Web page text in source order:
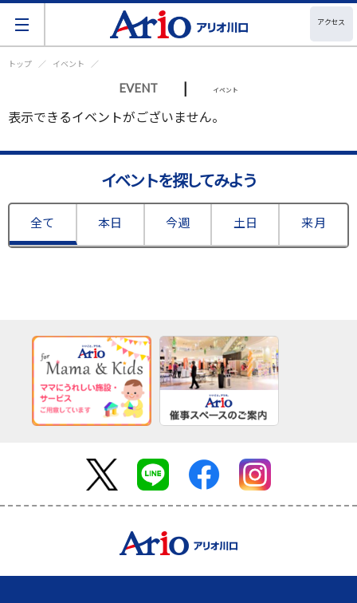
アクセス
トップ イベント
EVENT | イベント
表示できるイベントがございません。
イベントを探してみよう
全て 本日 今週 土日 来月